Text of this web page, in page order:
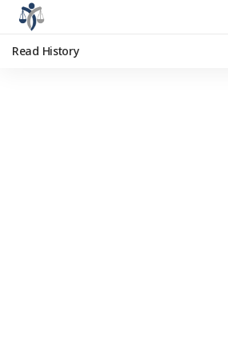
Read History